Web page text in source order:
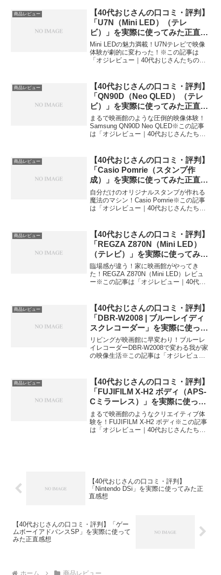
商品レビュー
【40代おじさんの口コミ・評判】
「U7N（Mini LED）（テレ
ビ）」を実際に使ってみた正直感
想
Mini LEDの魅力満載！U7Nテレビで映像
体験が劇的に変わった！※この記事は
「オジレビュー｜40代おじさんたちのが
紹介したいのが「U7N（Mini LED）テレ
ビ」...
商品レビュー
【40代おじさんの口コミ・評判】
「QN90D（Neo QLED）（テレ
ビ）」を実際に使ってみた正直感
想
まるで映画館のような圧倒的映像体験！
Samsung QN90D Neo QLED※この記事
は「オジレビュー｜40代おじさんたちの
が紹介したいのが「Samsung QN9...
商品レビュー
【40代おじさんの口コミ・評判】
「Casio Pomrie（スタンプ作
成）」を実際に使ってみた正直感
想
自分だけのオリジナルスタンプが作れる
魔法のマシン！Casio Pomrie※この記事
は「オジレビュー｜40代おじさんたちの
が紹介したいのが「Casio Pomrie（カ...
商品レビュー
【40代おじさんの口コミ・評判】
「REGZA Z870N（Mini LED）
（テレビ）」を実際に使ってみた
正直感想
臨場感が違う！家に映画館がやってき
た！REGZA Z870N（Mini LED）レビュ
ー※この記事は「オジレビュー｜40代お
今日、編集部が紹介したいのが「REGZA
Z...
商品レビュー
【40代おじさんの口コミ・評判】
「DBR-W2008 | ブルーレイディ
スクレコーダー」を実際に使って
みた正直感想
リビングが映画館に早変わり！ブルーレ
イレコーダーDBR-W2008で変わる我が家
の映像生活※この記事は「オジレビュー
の口コミ今日、編集部が紹介したいのが
「DBR-W2...
商品レビュー
【40代おじさんの口コミ・評判】
「FUJIFILM X-H2 ボディ（APS-
Cミラーレス）」を実際に使って
みた正直感想
まるで映画館のようなクリエイティブ体
験を！FUJIFILM X-H2 ボディ※この記事
は「オジレビュー｜40代おじさんたちの
【40代おじさんの口コミ・評判】
「Nintendo DSi」を実際に使ってみた正
直感想
【40代おじさんの口コミ・評判】「ゲー
ムボーイアドバンスSP」を実際に使って
みた正直感想
ホーム 商品レビュー